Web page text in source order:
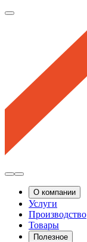
О компании
Услуги
Производство
Товары
Полезное